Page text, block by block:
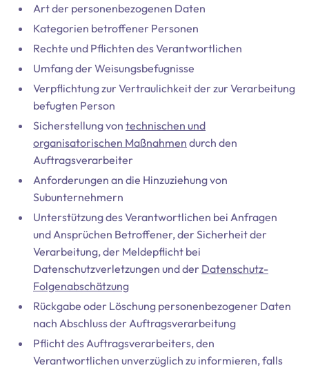
Art der personenbezogenen Daten
Kategorien betroffener Personen
Rechte und Pflichten des Verantwortlichen
Umfang der Weisungsbefugnisse
Verpflichtung zur Vertraulichkeit der zur Verarbeitung
befugten Person
Sicherstellung von technischen und
organisatorischen Maßnahmen durch den
Auftragsverarbeiter
Anforderungen an die Hinzuziehung von
Subunternehmern
Unterstützung des Verantwortlichen bei Anfragen
und Ansprüchen Betroffener, der Sicherheit der
Verarbeitung, der Meldepflicht bei
Datenschutzverletzungen und der Datenschutz-
Folgenabschätzung
Rückgabe oder Löschung personenbezogener Daten
nach Abschluss der Auftragsverarbeitung
Pflicht des Auftragsverarbeiters, den
Verantwortlichen unverzüglich zu informieren, falls